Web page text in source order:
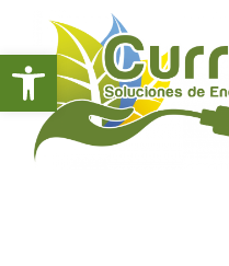
Abrir barra de herramientas